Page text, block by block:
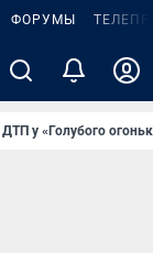
ФОРУМЫ
у «Голубого